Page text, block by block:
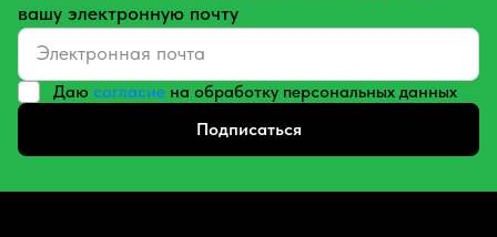
вашу электронную почту
Даю согласие на обработку персональных данных
Подписаться